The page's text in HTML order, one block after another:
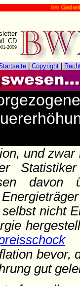
Im Gedenken
CD
2009
Copyright
und
nicht
bevor,
gut